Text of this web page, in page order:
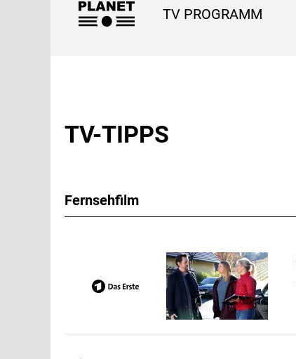
TV PROGRAMM
TV-TIPPS
Fernsehfilm